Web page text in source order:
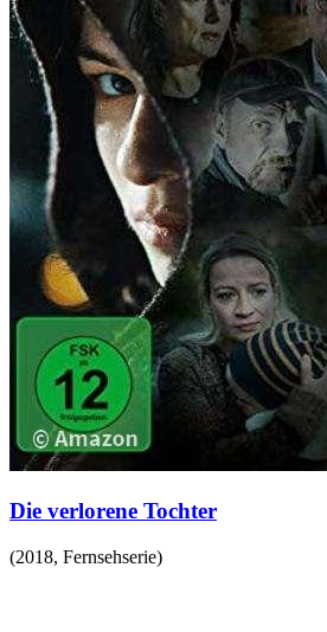
Die verlorene Tochter
(2018, Fernsehserie)